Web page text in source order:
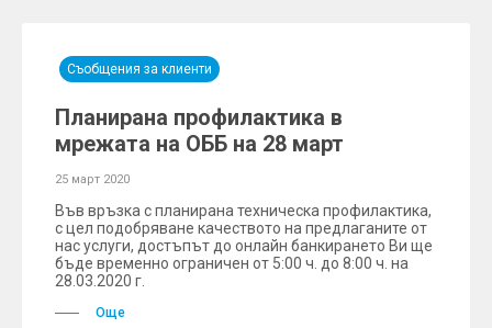
Съобщения за клиенти
Планирана профилактика в
мрежата на ОББ на 28 март
25 март 2020
Във връзка с планирана техническа профилактика,
с цел подобряване качеството на предлаганите от
нас услуги, достъпът до онлайн банкирането Ви ще
бъде временно ограничен от 5:00 ч. до 8:00 ч. на
28.03.2020 г.
Още